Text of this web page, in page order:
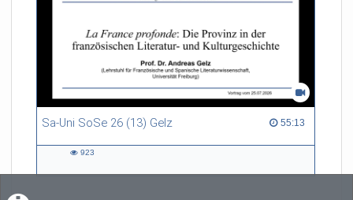
Sa-Uni SoSe 26 (13) Gelz 55:13
55:13 duration
923